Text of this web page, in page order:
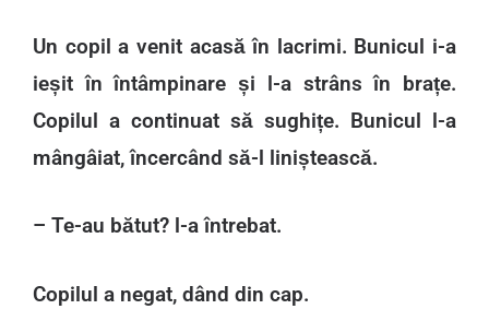
Un copil a venit acasă în lacrimi. Bunicul i-a
ieșit în întâmpinare și l-a strâns în brațe.
Copilul a continuat să sughițe. Bunicul l-a
mângâiat, încercând să-l liniștească.
– Te-au bătut? l-a întrebat.
Copilul a negat, dând din cap.